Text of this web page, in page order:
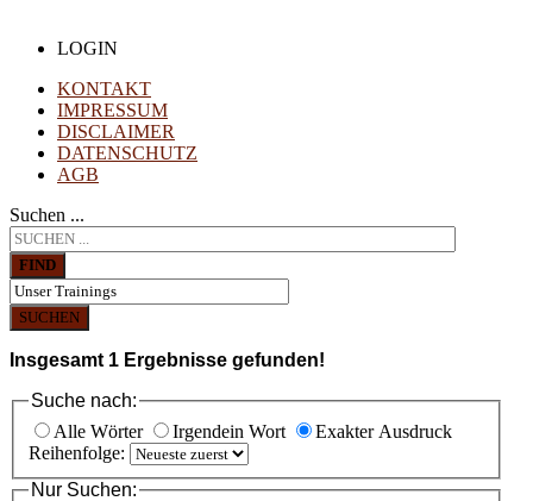
LOGIN
KONTAKT
IMPRESSUM
DISCLAIMER
DATENSCHUTZ
AGB
Suchen ...
FIND
SUCHEN
Insgesamt 1 Ergebnisse gefunden!
Suche nach:
Alle Wörter
Irgendein Wort
Exakter Ausdruck
Reihenfolge:
Nur Suchen: